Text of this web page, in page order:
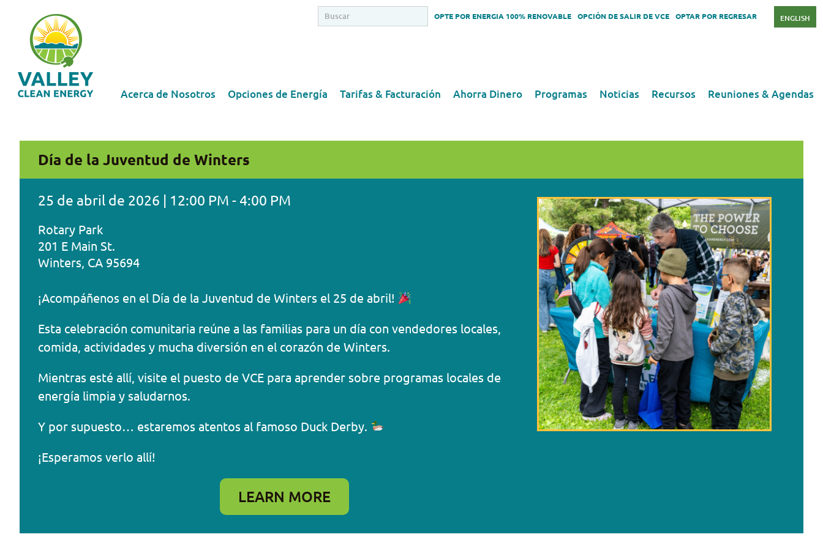
OPTE POR ENERGIA 100% RENOVABLE OPCIÓN DE SALIR DE VCE OPTAR POR REGRESAR ENGLISH
Acerca de Nosotros Opciones de Energía Tarifas & Facturación Ahorra Dinero Programas Noticias Recursos Reuniones & Agendas
Día de la Juventud de Winters
25 de abril de 2026 | 12:00 PM - 4:00 PM
Rotary Park
201 E Main St.
Winters, CA 95694
¡Acompáñenos en el Día de la Juventud de Winters el 25 de abril!
Esta celebración comunitaria reúne a las familias para un día con vendedores locales,
comida, actividades y mucha diversión en el corazón de Winters.
Mientras esté allí, visite el puesto de VCE para aprender sobre programas locales de
energía limpia y saludarnos.
Y por supuesto… estaremos atentos al famoso Duck Derby.
¡Esperamos verlo allí!
LEARN MORE